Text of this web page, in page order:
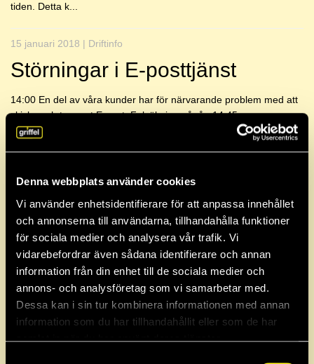
Denna webbplats använder cookies
Vi använder enhetsidentifierare för att anpassa innehållet
och annonserna till användarna, tillhandahålla funktioner
för sociala medier och analysera vår trafik. Vi
vidarebefordrar även sådana identifierare och annan
information från din enhet till de sociala medier och
annons- och analysföretag som vi samarbetar med.
Dessa kan i sin tur kombinera informationen med annan
information som du har tillhandahållit eller som de har
samlat in när du har använt deras tjänster.
tiden. Detta k...
15 januari 2018 | Driftinfo
Störningar i E-posttjänst
14:00 En del av våra kunder har för närvarande problem med att
skicka och ta emot E-post. Felsökning pågår. 14:45
Driftstörningen ska ...
Störningar i nätet för vår
underleverantör Wexnet
Kl 13:30 Kunder som går via vår underleverantör Wexnet har haft
vara igång nu,...
Arkiv